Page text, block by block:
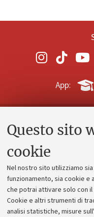
Questo sito
cookie
Nel nostro sito utilizziamo
funzionamento, sia cookie
che potrai attivare solo con
Cookie e altri strumenti di
analisi statistiche, misure
App: